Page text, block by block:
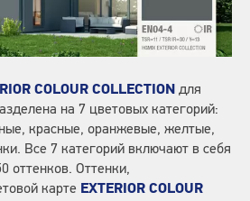
COLOUR COLLECTION для
на 7 цветовых категорий:
красные, оранжевые, желтые,
Все 7 категорий включают в себя
оттенков. Оттенки,
карте EXTERIOR COLOUR